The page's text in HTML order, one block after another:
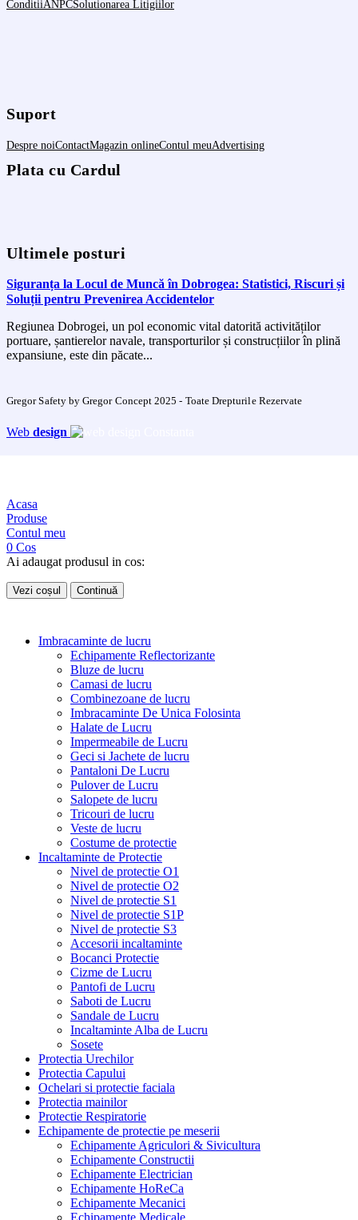
ConditiiANPCSolutionarea Litigiilor
Suport
Despre noiContactMagazin onlineContul meuAdvertising
Plata cu Cardul
Ultimele posturi
Siguranța la Locul de Muncă în Dobrogea: Statistici, Riscuri și
Soluții pentru Prevenirea Accidentelor
Regiunea Dobrogei, un pol economic vital datorită activităților
portuare, șantierelor navale, transporturilor și construcțiilor în plină
expansiune, este din păcate...
Gregor Safety by Gregor Concept 2025 - Toate Drepturile Rezervate
Web design
Acasa
Produse
Contul meu
0 Cos
Ai adaugat produsul in cos:
Vezi coșul Continuă
Imbracaminte de lucru
Echipamente Reflectorizante
Bluze de lucru
Camasi de lucru
Combinezoane de lucru
Imbracaminte De Unica Folosinta
Halate de Lucru
Impermeabile de Lucru
Geci si Jachete de lucru
Pantaloni De Lucru
Pulover de Lucru
Salopete de lucru
Tricouri de lucru
Veste de lucru
Costume de protectie
Incaltaminte de Protectie
Nivel de protectie O1
Nivel de protectie O2
Nivel de protectie S1
Nivel de protectie S1P
Nivel de protectie S3
Accesorii incaltaminte
Bocanci Protectie
Cizme de Lucru
Pantofi de Lucru
Saboti de Lucru
Sandale de Lucru
Incaltaminte Alba de Lucru
Sosete
Protectia Urechilor
Protectia Capului
Ochelari si protectie faciala
Protectia mainilor
Protectie Respiratorie
Echipamente de protectie pe meserii
Echipamente Agriculori & Sivicultura
Echipamente Constructii
Echipamente Electrician
Echipamente HoReCa
Echipamente Mecanici
Echipamente Medicale